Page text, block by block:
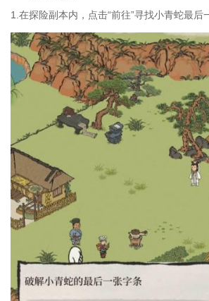
1.在探险副本内，点击“前往”寻找小青蛇最后